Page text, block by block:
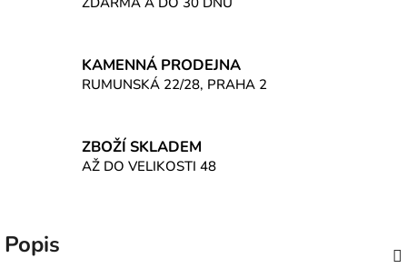
KAMENNÁ PRODEJNA
RUMUNSKÁ 22/28, PRAHA 2
ZBOŽÍ SKLADEM
AŽ DO VELIKOSTI 48
Popis